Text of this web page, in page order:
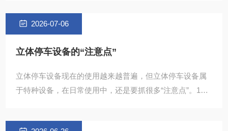
2026-07-06
立体停车设备的“注意点”
立体停车设备现在的使用越来越普遍，但立体停车设备属
于特种设备，在日常使用中，还是要抓很多“注意点”。1、